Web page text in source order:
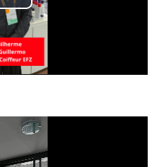
Play
Video